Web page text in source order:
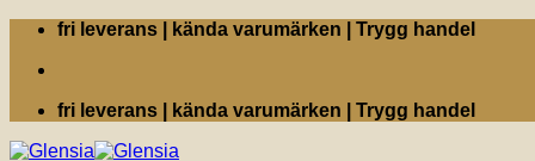
Skip
content
fri leverans | kända varumärken | Trygg handel
fri leverans | kända varumärken | Trygg handel